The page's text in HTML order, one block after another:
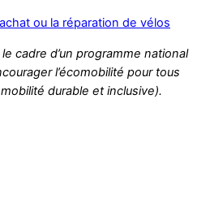
ou la réparation de vélos
cadre d’un programme national
l’écomobilité pour tous
durable et inclusive).